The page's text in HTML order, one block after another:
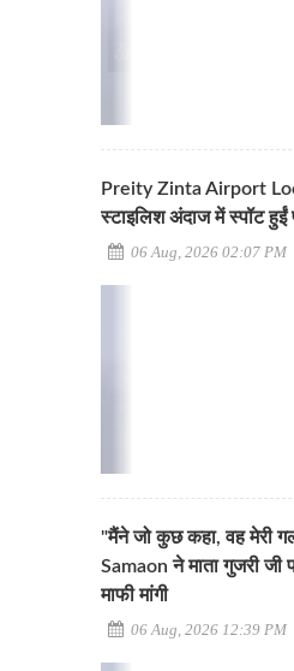
Preity Zinta Airport
स्टाइलिश अंदाज में स्पॉट हुईं
06 Aug, 2026 02:07 PM
"मैंने जो कुछ कहा, वह मेरी
Samaon ने माता गुजरी जी
माफी मांगी
06 Aug, 2026 12:39 PM